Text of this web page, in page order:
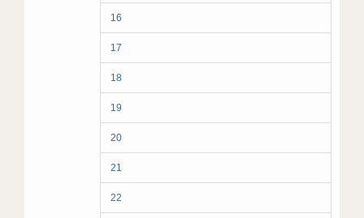
16
17
18
19
20
21
22